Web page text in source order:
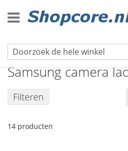
naar
de
Foto- en videocamera laders
Samsung camera
Filteren
14 producten